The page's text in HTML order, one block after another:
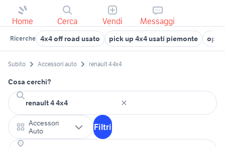
Home Cerca Vendi Messaggi
Ricerche 4x4 off road usato pick up 4x4 usati piemonte opel
Subito Accessori auto renault 4 4x4
Cosa cerchi?
Accessori
Auto
Filtri